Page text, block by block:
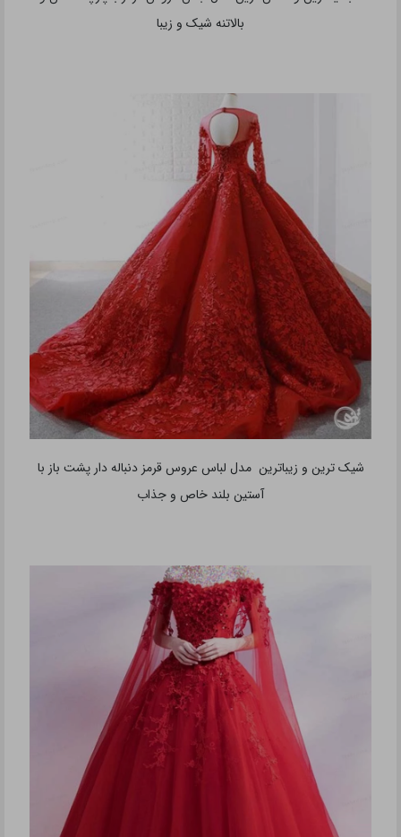
بالاتنه شیک و زیبا
شیک ترین و زیباترین مدل لباس عروس قرمز دنباله دار پشت باز با
آستین بلند خاص و جذاب